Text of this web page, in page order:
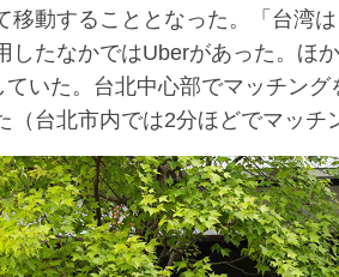
移動することとなった。「台湾
したなかではUberがあった。ほ
ていた。台北中心部でマッチン
台北市内では2分ほどでマッチ